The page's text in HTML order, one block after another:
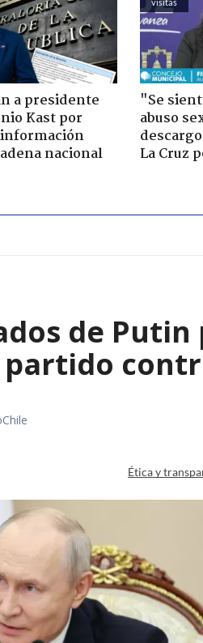
a presidente
Kast por
nacional
"Se
abuso
La Cruz
de
Ética y